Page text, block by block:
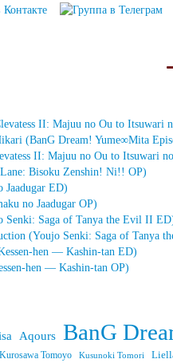
II: Majuu no Ou to Itsuwari
(BanG Dream! Yume∞Mita
II: Majuu no Ou to Itsuwari no
Bisoku Zenshin! Ni!! OP)
ED)
no Jaadugar OP)
Saga of Tanya the Evil II
(Youjo Senki: Saga of Tanya
hen — Kashin-tan ED)
hen — Kashin-tan OP)
Aqours BanG
Kurosawa Tomoyo Kusunoki Tomori